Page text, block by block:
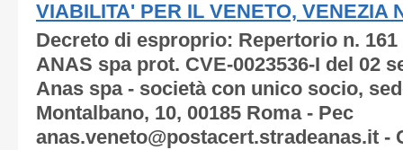
VIABILITA' PER IL VENETO, VENEZIA
Decreto di esproprio: Repertorio n. 161
ANAS spa prot. CVE-0023536-I del 02
Anas spa - società con unico socio,
Montalbano, 10, 00185 Roma - Pec
anas.veneto@postacert.stradeanas.it -